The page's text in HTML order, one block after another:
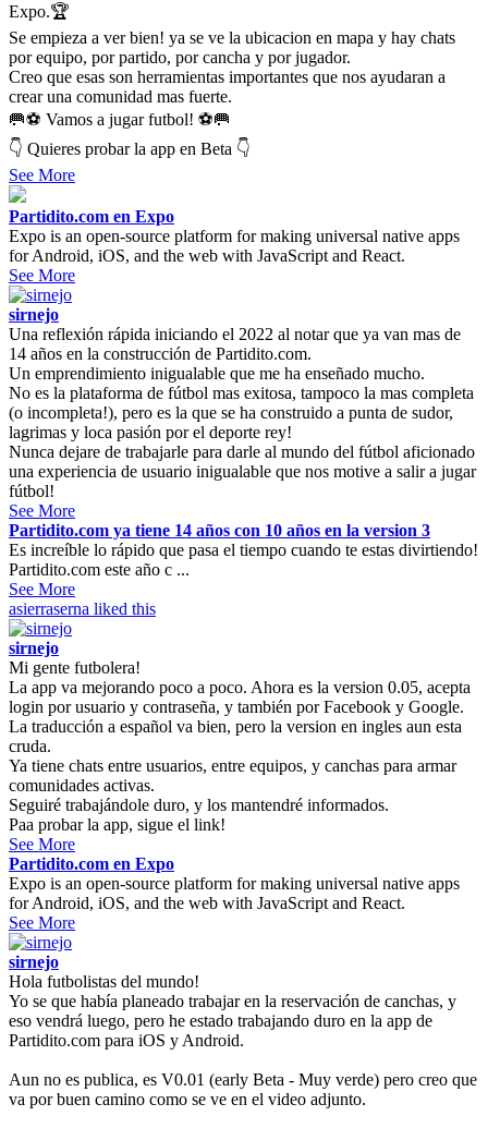
Expo.🏆
Se empieza a ver bien! ya se ve la ubicacion en mapa y hay chats
por equipo, por partido, por cancha y por jugador.
Creo que esas son herramientas importantes que nos ayudaran a
crear una comunidad mas fuerte.
🥅⚽ Vamos a jugar futbol! ⚽🥅
👇 Quieres probar la app en Beta 👇
See More
Partidito.com en Expo
Expo is an open-source platform for making universal native apps
for Android, iOS, and the web with JavaScript and React.
See More
sirnejo
Una reflexión rápida iniciando el 2022 al notar que ya van mas de
14 años en la construcción de Partidito.com.
Un emprendimiento inigualable que me ha enseñado mucho.
No es la plataforma de fútbol mas exitosa, tampoco la mas completa
(o incompleta!), pero es la que se ha construido a punta de sudor,
lagrimas y loca pasión por el deporte rey!
Nunca dejare de trabajarle para darle al mundo del fútbol aficionado
una experiencia de usuario inigualable que nos motive a salir a jugar
fútbol!
See More
Partidito.com ya tiene 14 años con 10 años en la version 3
Es increíble lo rápido que pasa el tiempo cuando te estas divirtiendo!
Partidito.com este año c ...
See More
asierraserna liked this
sirnejo
Mi gente futbolera!
La app va mejorando poco a poco. Ahora es la version 0.05, acepta
login por usuario y contraseña, y también por Facebook y Google.
La traducción a español va bien, pero la version en ingles aun esta
cruda.
Ya tiene chats entre usuarios, entre equipos, y canchas para armar
comunidades activas.
Seguiré trabajándole duro, y los mantendré informados.
Paa probar la app, sigue el link!
See More
Partidito.com en Expo
Expo is an open-source platform for making universal native apps
for Android, iOS, and the web with JavaScript and React.
See More
sirnejo
Hola futbolistas del mundo!
Yo se que había planeado trabajar en la reservación de canchas, y
eso vendrá luego, pero he estado trabajando duro en la app de
Partidito.com para iOS y Android.
Aun no es publica, es V0.01 (early Beta - Muy verde) pero creo que
va por buen camino como se ve en el video adjunto.